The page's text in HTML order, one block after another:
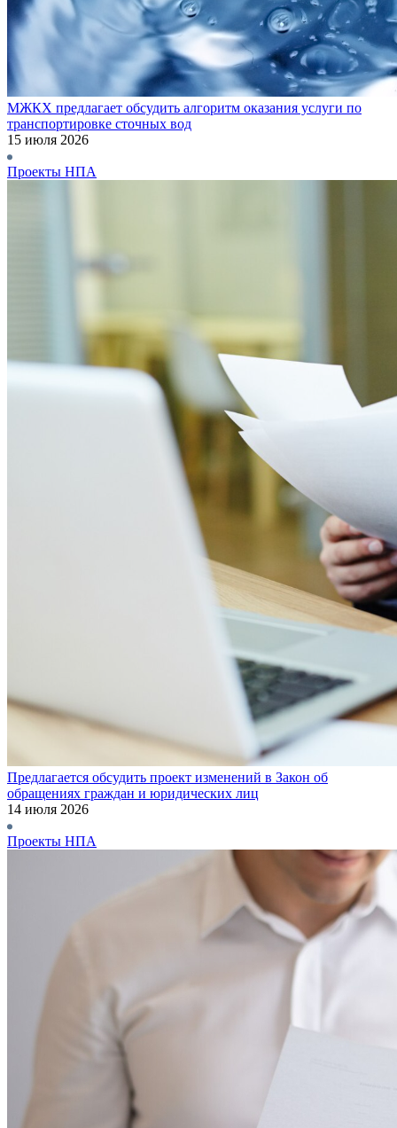
МЖКХ предлагает обсудить алгоритм оказания услуги по
транспортировке сточных вод
15 июля 2026
Проекты НПА
Предлагается обсудить проект изменений в Закон об
обращениях граждан и юридических лиц
14 июля 2026
Проекты НПА